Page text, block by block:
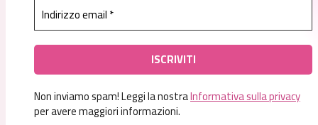
Non inviamo spam! Leggi la nostraInformativa sulla privacy
per avere maggiori informazioni.